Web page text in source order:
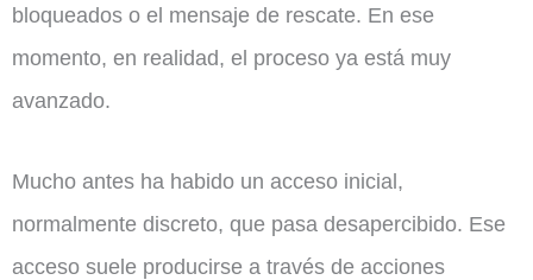
bloqueados o el mensaje de rescate. En ese
momento, en realidad, el proceso ya está muy
avanzado.
Mucho antes ha habido un acceso inicial,
normalmente discreto, que pasa desapercibido. Ese
acceso suele producirse a través de acciones